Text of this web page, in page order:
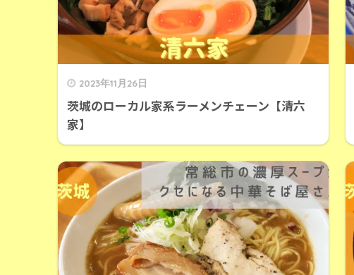
2023年11月26日
茨城のローカル家系ラーメンチェーン【清六
家】